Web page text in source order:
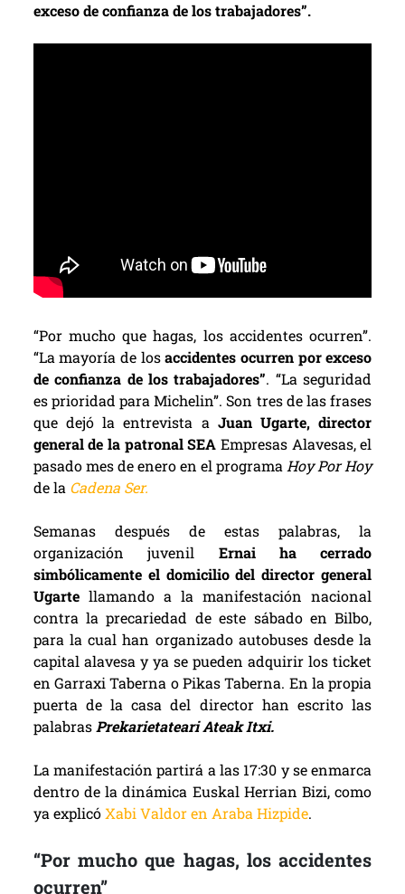
exceso de confianza de los trabajadores”.
“Por mucho que hagas, los accidentes ocurren”.
“La mayoría de losaccidentes ocurren por exceso
de confianza de los trabajadores”. “La seguridad
es prioridad para Michelin”. Son tres de las frases
que dejó la entrevista a Juan Ugarte, director
general de la patronal SEA Empresas Alavesas, el
pasado mes de enero en el programa Hoy Por Hoy
de la Cadena Ser.
Semanas después de estas palabras, la
organización juvenil Ernai ha cerrado
simbólicamente el domicilio del director general
Ugartellamando a la manifestación nacional
contra la precariedad de este sábado en Bilbo,
para la cual han organizado autobuses desde la
capital alavesa y ya se pueden adquirir los ticket
en Garraxi Taberna o Pikas Taberna. En la propia
puerta de la casa del director han escrito las
palabrasPrekarietateari Ateak Itxi.
La manifestación partirá a las 17:30 y se enmarca
dentro de la dinámica Euskal Herrian Bizi, como
ya explicó Xabi Valdor en Araba Hizpide.
“Por mucho que hagas, los accidentes
ocurren”